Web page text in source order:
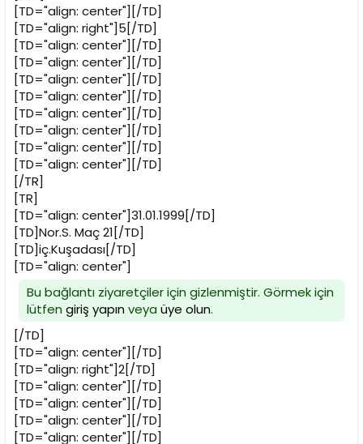
[TD="align: center"][/TD]
[TD="align: right"]5[/TD]
[TD="align: center"][/TD]
[TD="align: center"][/TD]
[TD="align: center"][/TD]
[TD="align: center"][/TD]
[TD="align: center"][/TD]
[TD="align: center"][/TD]
[TD="align: center"][/TD]
[TD="align: center"][/TD]
[/TR]
[TR]
[TD="align: center"]31.01.1999[/TD]
[TD]Nor.S. Maç 21[/TD]
[TD]iç.Kuşadası[/TD]
[TD="align: center"]
Bu bağlantı ziyaretçiler için gizlenmiştir. Görmek için
lütfen giriş yapınveya üye olun.
[/TD]
[TD="align: center"][/TD]
[TD="align: right"]2[/TD]
[TD="align: center"][/TD]
[TD="align: center"][/TD]
[TD="align: center"][/TD]
[TD="align: center"][/TD]